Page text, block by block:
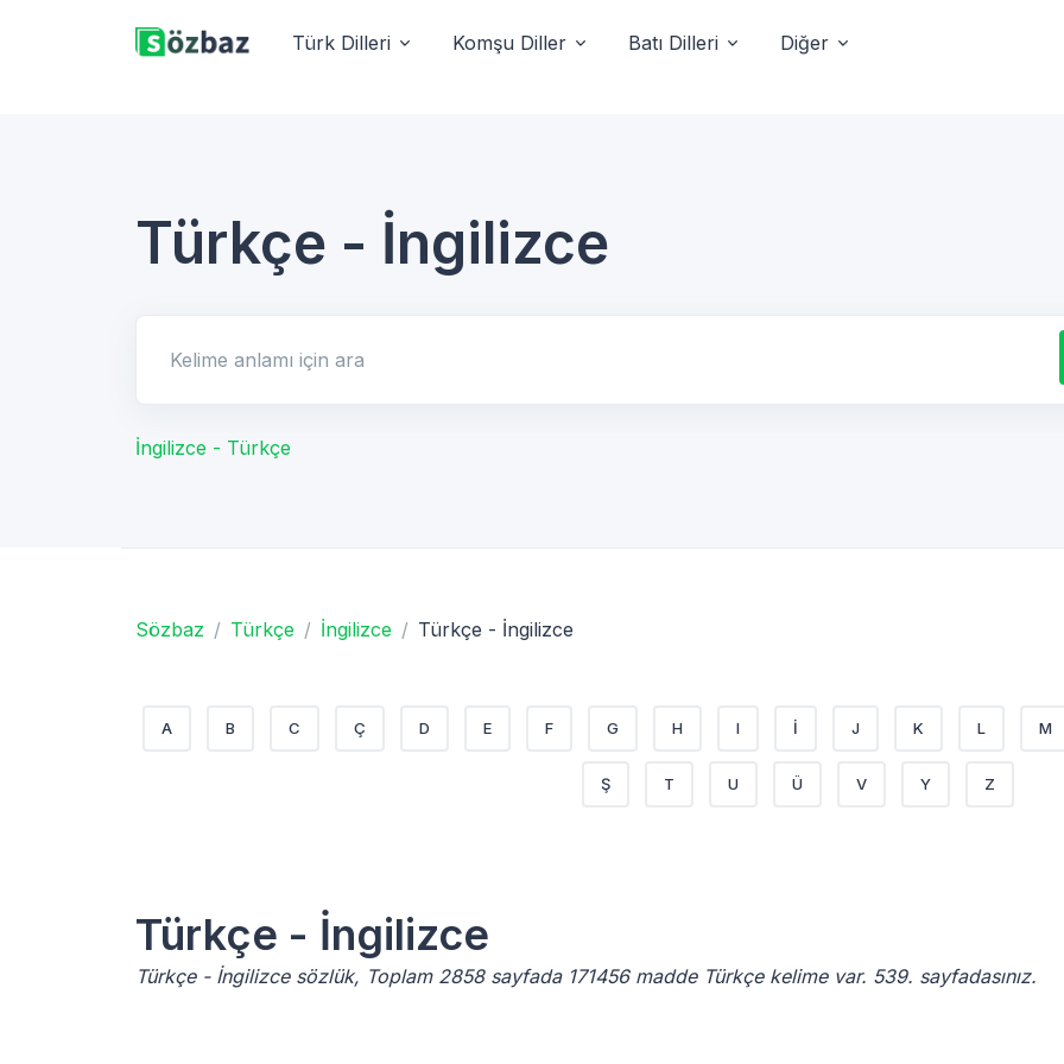
Türk Dilleri Komşu Diller Batı Dilleri Diğer
Türkçe - İngilizce
İngilizce - Türkçe
Sözbaz Türkçe İngilizce Türkçe - İngilizce
A B C Ç D E F G H I İ J K L M
Ş T U Ü V Y Z
Türkçe - İngilizce
Türkçe - İngilizce sözlük, Toplam 2858 sayfada 171456 madde Türkçe kelime var. 539. sayfadasınız.